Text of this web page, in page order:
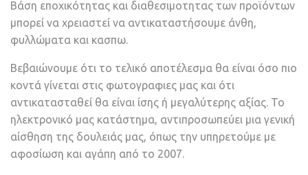
Βάση εποχικότητας και διαθεσιμοτητας των προϊόντων
μπορεί να χρειαστεί να αντικαταστήσουμε άνθη,
φυλλώματα και κασπω.
Βεβαιώνουμε ότι το τελικό αποτέλεσμα θα είναι όσο πιο
κοντά γίνεται στις φωτογραφιες μας και ότι
αντικατασταθεί θα είναι ίσης ή μεγαλύτερης αξίας. Το
ηλεκτρονικό μας κατάστημα, αντιπροσωπεύει μια γενική
αίσθηση της δουλειάς μας, όπως την υπηρετούμε με
αφοσίωση και αγάπη από το 2007.